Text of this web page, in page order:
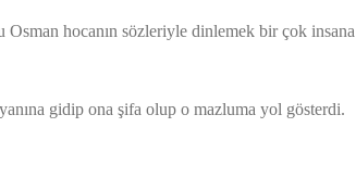
Osman hocanın sözleriyle dinlemek bir çok insana
gidip ona şifa olup o mazluma yol gösterdi.